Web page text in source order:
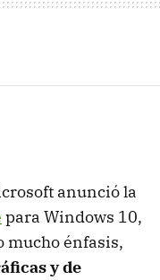
anunció la
para Windows 10,
mucho énfasis,
y de